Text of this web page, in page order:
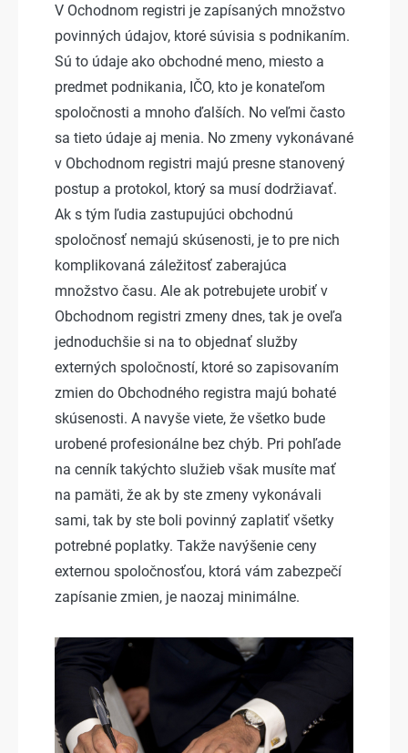
V Ochodnom registri je zapísaných množstvo
povinných údajov, ktoré súvisia s podnikaním.
Sú to údaje ako obchodné meno, miesto a
predmet podnikania, IČO, kto je konateľom
spoločnosti a mnoho ďalších. No veľmi často
sa tieto údaje aj menia. No zmeny vykonávané
v Obchodnom registri majú presne stanovený
postup a protokol, ktorý sa musí dodržiavať.
Ak s tým ľudia zastupujúci obchodnú
spoločnosť nemajú skúsenosti, je to pre nich
komplikovaná záležitosť zaberajúca
množstvo času. Ale ak potrebujete urobiť v
Obchodnom registri zmeny dnes, tak je oveľa
jednoduchšie si na to objednať služby
externých spoločností, ktoré so zapisovaním
zmien do Obchodného registra majú bohaté
skúsenosti. A navyše viete, že všetko bude
urobené profesionálne bez chýb. Pri pohľade
na cenník takýchto služieb však musíte mať
na pamäti, že ak by ste zmeny vykonávali
sami, tak by ste boli povinný zaplatiť všetky
potrebné poplatky. Takže navýšenie ceny
externou spoločnosťou, ktorá vám zabezpečí
zapísanie zmien, je naozaj minimálne.